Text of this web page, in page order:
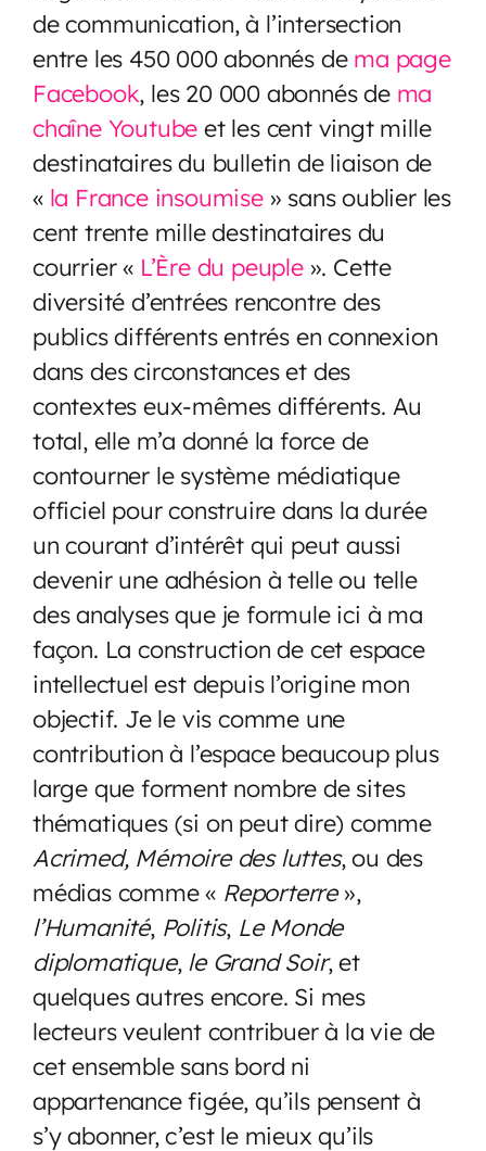
de communication, à l’intersection
entre les 450 000 abonnés de ma page
Facebook, les 20 000 abonnés de ma
chaîne Youtube et les cent vingt mille
destinataires du bulletin de liaison de
« la France insoumise» sans oublier les
cent trente mille destinataires du
courrier « L’Ère du peuple». Cette
diversité d’entrées rencontre des
publics différents entrés en connexion
dans des circonstances et des
contextes eux-mêmes différents. Au
total, elle m’a donné la force de
contourner le système médiatique
officiel pour construire dans la durée
un courant d’intérêt qui peut aussi
devenir une adhésion à telle ou telle
des analyses que je formule ici à ma
façon. La construction de cet espace
intellectuel est depuis l’origine mon
objectif. Je le vis comme une
contribution à l’espace beaucoup plus
large que forment nombre de sites
thématiques (si on peut dire) comme
Acrimed, Mémoire des luttes, ou des
médias comme « Reporterre»,
l’Humanité, Politis, Le Monde
diplomatique, le Grand Soir, et
quelques autres encore. Si mes
lecteurs veulent contribuer à la vie de
cet ensemble sans bord ni
appartenance figée, qu’ils pensent à
s’y abonner, c’est le mieux qu’ils